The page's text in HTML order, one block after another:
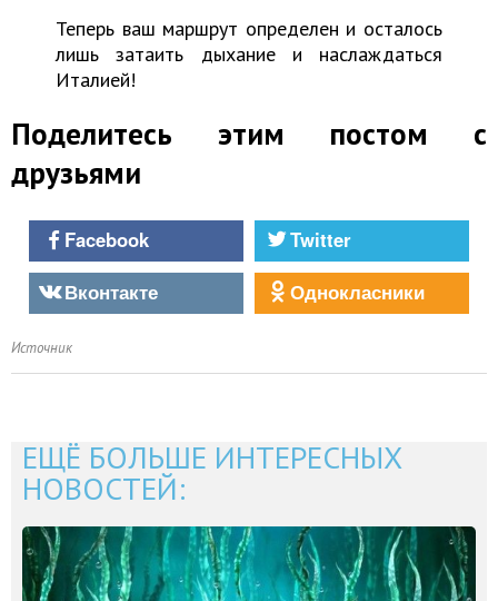
Теперь ваш маршрут определен и осталось
лишь затаить дыхание и наслаждаться
Италией!
Поделитесь этим постом с
друзьями
Facebook
Twitter
Вконтакте
Однокласники
Источник
ЕЩЁ БОЛЬШЕ ИНТЕРЕСНЫХ
НОВОСТЕЙ: